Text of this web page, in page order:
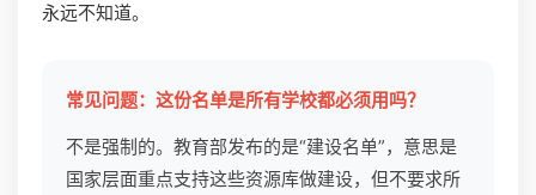
永远不知道。
常见问题：这份名单是所有学校都必须用吗？
不是强制的。教育部发布的是“建设名单”，意思是
国家层面重点支持这些资源库做建设，但不要求所